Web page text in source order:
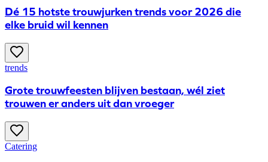
Dé 15 hotste trouwjurken trends voor 2026 die
elke bruid wil kennen
trends
Grote trouwfeesten blijven bestaan, wél ziet
trouwen er anders uit dan vroeger
Catering